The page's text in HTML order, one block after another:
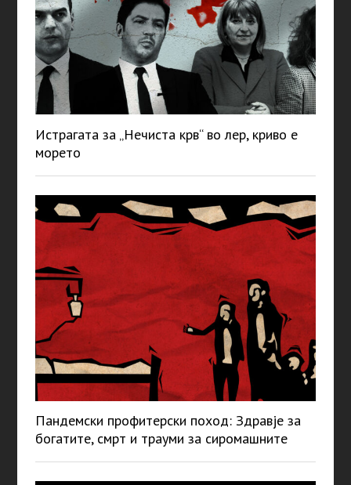
Истрагата за „Нечиста крв“ во лер, криво е
морето
Пандемски профитерски поход: Здравје за
богатите, смрт и трауми за сиромашните